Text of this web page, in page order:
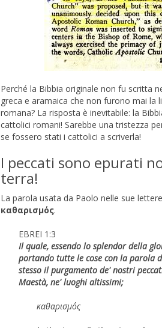
Perché la Bibbia originale non fu scritta
greca e aramaica che non furono mai la
romana? La risposta è inevitabile: la
cattolici romani! Sarebbe una tristezza
se fossero stati i cattolici a scriverla!
I peccati sono epurati
terra!
La parola usata da Paolo nelle sue
καθαρισμός.
EBREI 1:3
Il quale, essendo lo splendor della
portando tutte le cose con la parola
stesso il purgamento de' nostri
Maestà, ne' luoghi altissimi;
καθαρισμός